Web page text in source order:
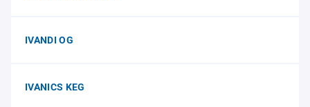
IVANDI OG
IVANICS KEG